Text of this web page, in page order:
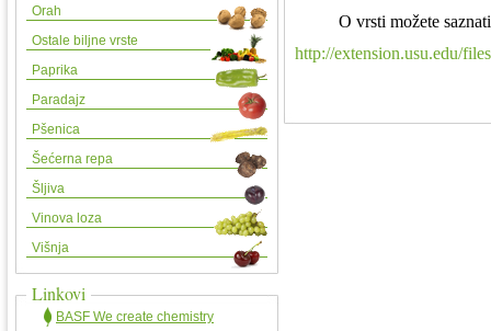
Orah
Ostale biljne vrste
Paprika
Paradajz
Pšenica
Šećerna repa
Šljiva
Vinova loza
Višnja
Linkovi
BASF We create chemistry
O vrsti možete saznati
http://extension.usu.edu/